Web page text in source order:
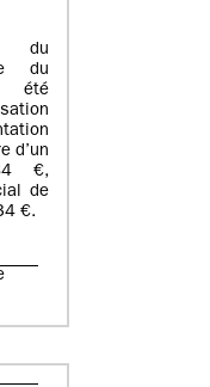
du
du
été
d’un
€,
de
€.